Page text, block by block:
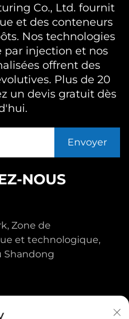
Co., Ltd. fournit
et des conteneurs
Nos technologies
par injection et nos
offrent des
Plus de 20
un devis gratuit dès
NOUS
Zone de
et technologique,
Shandong